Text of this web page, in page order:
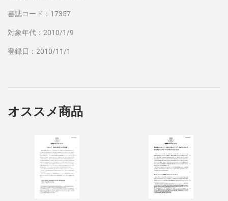
書誌コード：17357
対象年代：2010/1/9
登録日：2010/11/1
オススメ商品